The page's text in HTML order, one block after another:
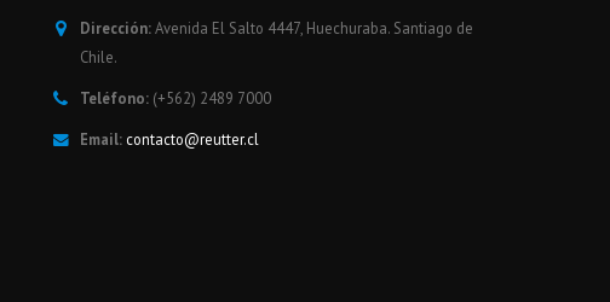
Dirección:Avenida El Salto 4447, Huechuraba. Santiago de
Chile.
Teléfono: (+562) 2489 7000
Email: contacto@reutter.cl